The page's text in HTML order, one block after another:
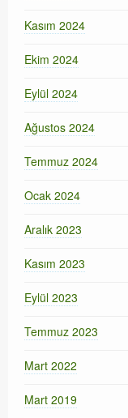
Kasım 2024
Ekim 2024
Eylül 2024
Ağustos 2024
Temmuz 2024
Ocak 2024
Aralık 2023
Kasım 2023
Eylül 2023
Temmuz 2023
Mart 2022
Mart 2019